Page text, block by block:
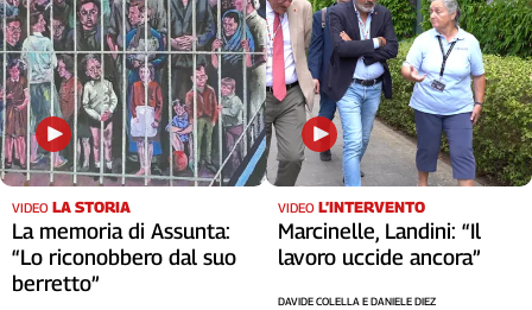
Trentino
Umbria
Valle
D'Aosta
Veneto
Archivio
Storico
1955-
2014
VIDEO LA STORIA
La memoria di Assunta:
“Lo riconobbero dal suo
berretto”
VIDEO L’INTERVENTO
Marcinelle, Landini: “Il
lavoro uccide ancora”
DAVIDE COLELLA E DANIELE DIEZ